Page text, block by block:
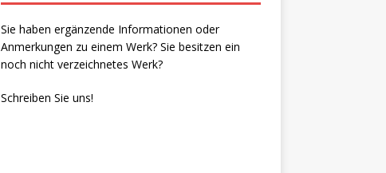
Sie haben ergänzende Informationen oder
Anmerkungen zu einem Werk? Sie besitzen ein
noch nicht verzeichnetes Werk?
Schreiben Sie uns!